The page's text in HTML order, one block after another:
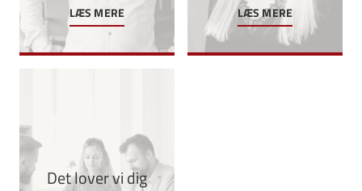
LÆS MERE LÆS MERE
Det lover vi dig